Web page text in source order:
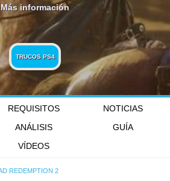
Más información
TRUCOS PS4
REQUISITOS
NOTICIAS
ANÁLISIS
GUÍA
VÍDEOS
REDEMPTION 2